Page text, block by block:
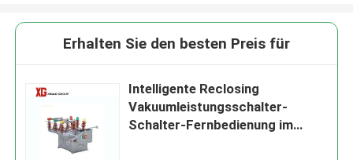
Erhalten Sie den besten Preis für
Intelligente Reclosing
Vakuumleistungsschalter-
Schalter-Fernbedienung im